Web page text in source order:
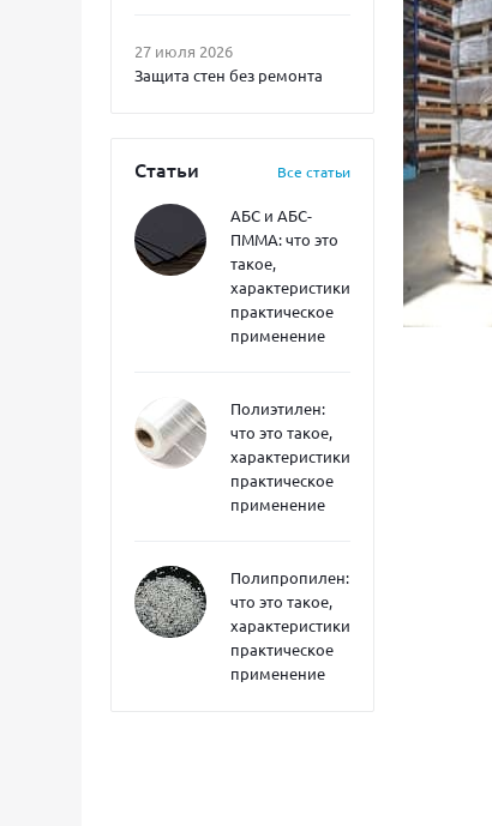
27 июля 2026
Защита стен без ремонта
Статьи Все статьи
АБС и АБС-
ПММА: что это
такое,
характеристики,
практическое
применение
Полиэтилен:
что это такое,
характеристики,
практическое
применение
Полипропилен:
что это такое,
характеристики,
практическое
применение